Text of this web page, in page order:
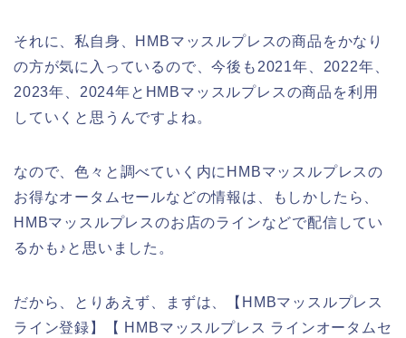
それに、私自身、HMBマッスルプレスの商品をかなり
の方が気に入っているので、今後も2021年、2022年、
2023年、2024年とHMBマッスルプレスの商品を利用
していくと思うんですよね。
なので、色々と調べていく内にHMBマッスルプレスの
お得なオータムセールなどの情報は、もしかしたら、
HMBマッスルプレスのお店のラインなどで配信してい
るかも♪と思いました。
だから、とりあえず、まずは、【HMBマッスルプレス
ライン登録】【 HMBマッスルプレス ラインオータムセ